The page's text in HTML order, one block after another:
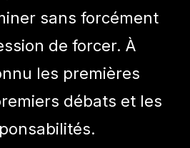
sans forcément
de forcer. À
les premières
débats et les